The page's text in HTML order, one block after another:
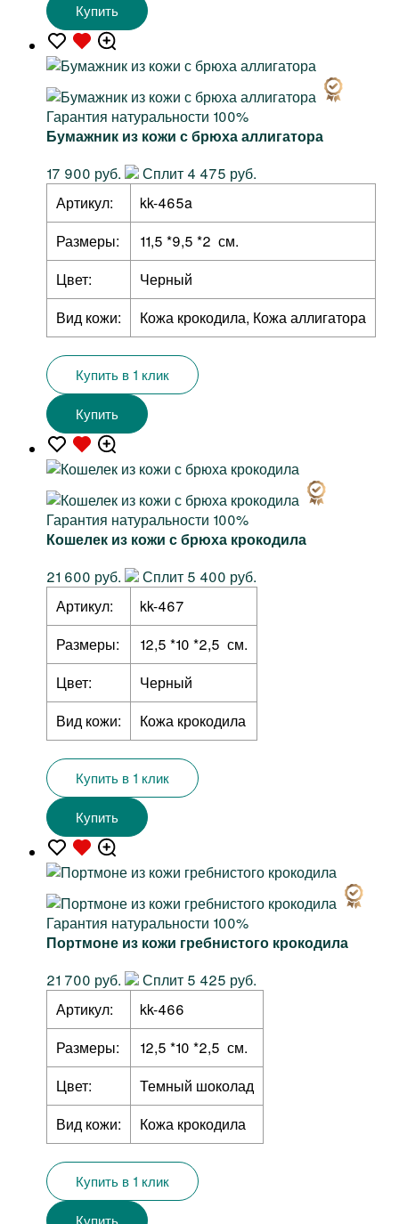
Купить
Гарантия натуральности 100%
Бумажник из кожи с брюха аллигатора
17 900 руб.
Сплит 4 475 руб.
Артикул:
kk-465a
Размеры:
11,5 *9,5 *2 см.
Цвет:
Черный
Вид кожи:
Кожа крокодила, Кожа аллигатора
Купить в 1 клик
Купить
Гарантия натуральности 100%
Кошелек из кожи с брюха крокодила
21 600 руб.
Сплит 5 400 руб.
Артикул:
kk-467
Размеры:
12,5 *10 *2,5 см.
Цвет:
Черный
Вид кожи:
Кожа крокодила
Купить в 1 клик
Купить
Гарантия натуральности 100%
Портмоне из кожи гребнистого крокодила
21 700 руб.
Сплит 5 425 руб.
Артикул:
kk-466
Размеры:
12,5 *10 *2,5 см.
Цвет:
Темный шоколад
Вид кожи:
Кожа крокодила
Купить в 1 клик
Купить